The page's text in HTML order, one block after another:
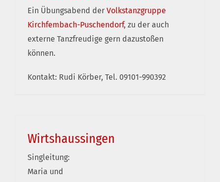
Ein Übungsabend der Volkstanzgruppe
Kirchfembach-Puschendorf, zu der auch
externe Tanzfreudige gern dazustoßen
können.
Kontakt: Rudi Körber, Tel. 09101-990392
Wirtshaussingen
Singleitung:
Maria und